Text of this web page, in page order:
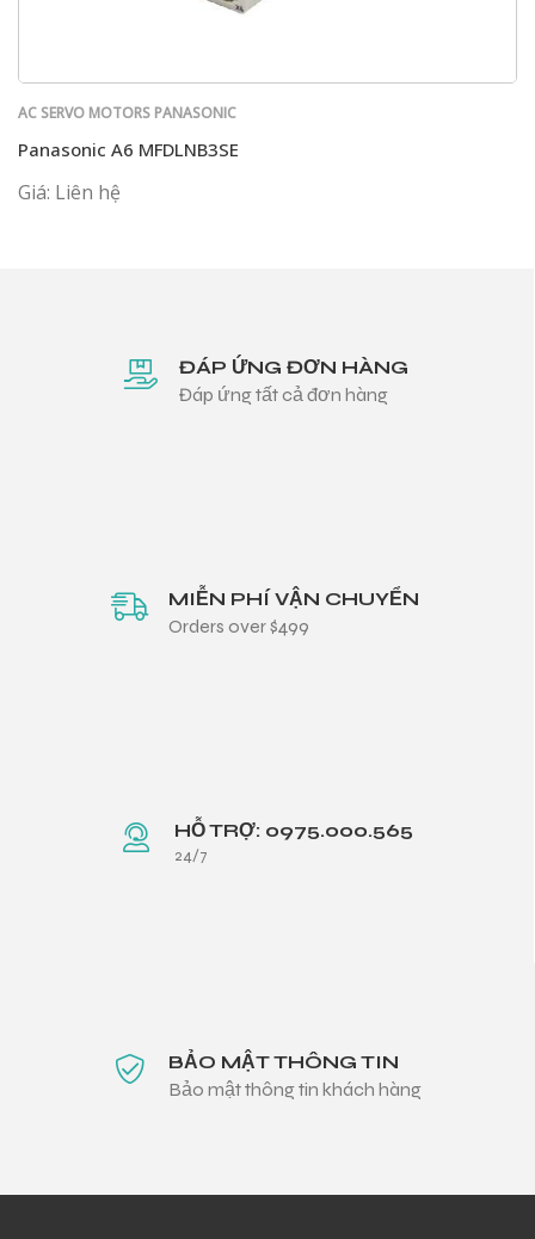
AC SERVO MOTORS PANASONIC
Panasonic A6 MFDLNB3SE
Giá: Liên hệ
ĐÁP ỨNG ĐƠN HÀNG
Đáp ứng tất cả đơn hàng
MIỄN PHÍ VẬN CHUYỂN
Orders over $499
HỖ TRỢ: 0975.000.565
24/7
BẢO MẬT THÔNG TIN
Bảo mật thông tin khách hàng